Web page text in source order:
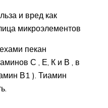
и вред как
микроэлементов
пекан
С , Е, К и В , в
В1 ). Тиамин